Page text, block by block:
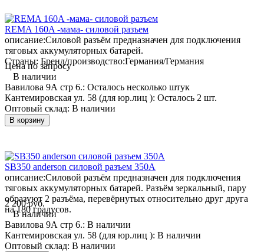
REMA 160A -мама- силовой разъем
описание:Силовой разъём предназначен для подключения
тяговых аккумуляторных батарей.
Страны: Бренд/производство:Германия/Германия
Цена по запросу
В наличии
Вавилова 9А стр 6.: Осталось несколько штук
Кантемировская ул. 58 (для юр.лиц ): Осталось 2 шт.
Оптовый склад: В наличии
В корзину
SB350 anderson силовой разъем 350А
описание:Силовой разъём предназначен для подключения
тяговых аккумуляторных батарей. Разъём зеркальный, пару
образуют 2 разъёма, перевёрнутых относительно друг друга
на 180 градусов.
2 200 руб.
В наличии
Вавилова 9А стр 6.: В наличии
Кантемировская ул. 58 (для юр.лиц ): В наличии
Оптовый склад: В наличии